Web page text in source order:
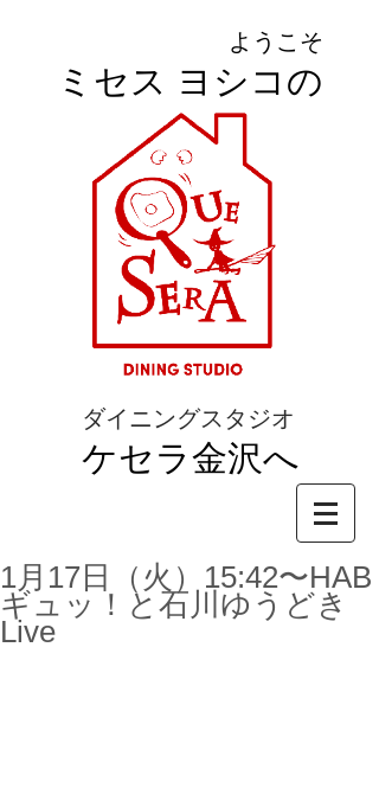
ようこそ
ミセス ヨシコの
ダイニングスタジオ
ケセラ金沢へ
1月17日（火）15:42〜HAB
ギュッ！と石川ゆうどき
Live